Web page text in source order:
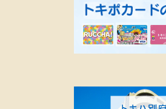
望の方は、下記URLよ
す。
https://liff.line.me/
G8&liff_id=1657626523-